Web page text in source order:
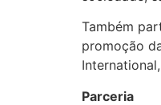
Também
promoção
Parceria